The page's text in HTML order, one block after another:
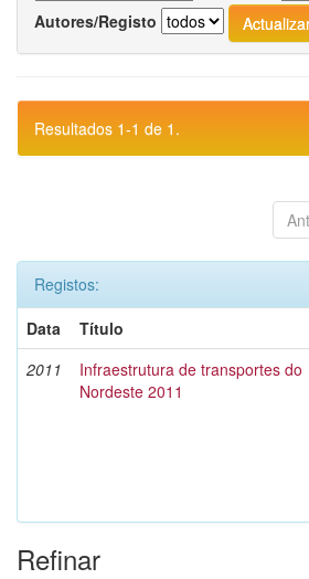
Autores/Registo
Resultados 1-1 de 1.
Registos:
Data
Título
2011
Infraestrutura de transportes do
Nordeste 2011
Refinar